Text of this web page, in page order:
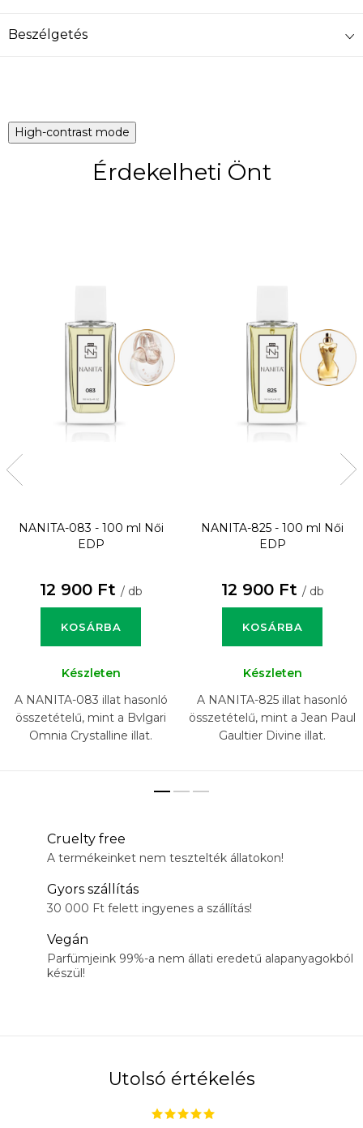
Beszélgetés
High-contrast mode
Érdekelheti Önt
NANITA-083 - 100 ml
Női
EDP
12 900 Ft / db
KOSÁRBA
Készleten
A NANITA-083 illat hasonló
összetételű, mint a Bvlgari
Omnia Crystalline illat.
NANITA-825 - 100 ml
Női
EDP
12 900 Ft / db
KOSÁRBA
Készleten
A NANITA-825 illat hasonló
összetételű, mint a Jean Paul
Gaultier Divine illat.
Cruelty free
A termékeinket nem tesztelték állatokon!
Gyors szállítás
30 000 Ft felett ingyenes a szállítás!
Vegán
Parfümjeink 99%-a nem állati eredetű alapanyagokból
készül!
Utolsó értékelés